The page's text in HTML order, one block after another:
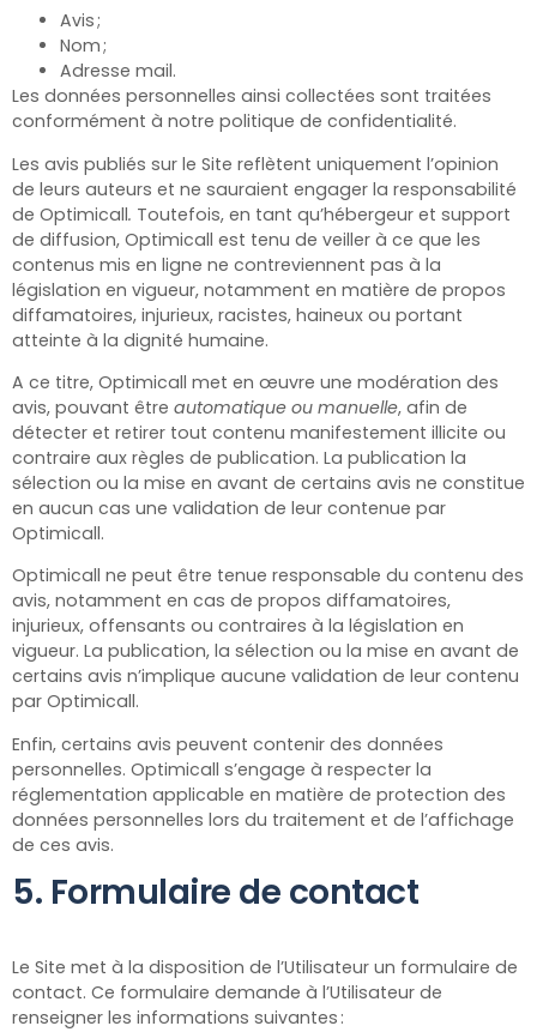
Avis ;
Nom ;
Adresse mail.
Les données personnelles ainsi collectées sont traitées
conformément à notre politique de confidentialité.
Les avis publiés sur le Site reflètent uniquement l’opinion
de leurs auteurs et ne sauraient engager la responsabilité
de Optimicall. Toutefois, en tant qu’hébergeur et support
de diffusion, Optimicall est tenu de veiller à ce que les
contenus mis en ligne ne contreviennent pas à la
législation en vigueur, notamment en matière de propos
diffamatoires, injurieux, racistes, haineux ou portant
atteinte à la dignité humaine.
A ce titre, Optimicall met en œuvre une modération des
avis, pouvant être automatique ou manuelle, afin de
détecter et retirer tout contenu manifestement illicite ou
contraire aux règles de publication. La publication la
sélection ou la mise en avant de certains avis ne constitue
en aucun cas une validation de leur contenue par
Optimicall.
Optimicall ne peut être tenue responsable du contenu des
avis, notamment en cas de propos diffamatoires,
injurieux, offensants ou contraires à la législation en
vigueur. La publication, la sélection ou la mise en avant de
certains avis n’implique aucune validation de leur contenu
par Optimicall.
Enfin, certains avis peuvent contenir des données
personnelles. Optimicall s’engage à respecter la
réglementation applicable en matière de protection des
données personnelles lors du traitement et de l’affichage
de ces avis.
5. Formulaire de contact
Le Site met à la disposition de l’Utilisateur un formulaire de
contact. Ce formulaire demande à l’Utilisateur de
renseigner les informations suivantes :